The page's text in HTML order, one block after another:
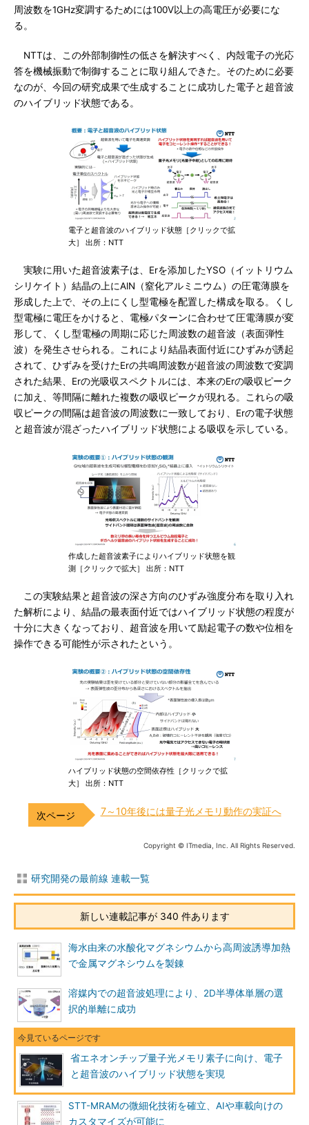
周波数を1GHz変調するためには100V以上の高電圧が必要にな
る。
NTTは、この外部制御性の低さを解決すべく、内殻電子の光応
答を機械振動で制御することに取り組んできた。そのために必要
なのが、今回の研究成果で生成することに成功した電子と超音波
のハイブリッド状態である。
電子と超音波のハイブリッド状態［クリックで拡
大］ 出所：NTT
実験に用いた超音波素子は、Erを添加したYSO（イットリウム
シリケイト）結晶の上にAlN（窒化アルミニウム）の圧電薄膜を
形成した上で、その上にくし型電極を配置した構成を取る。くし
型電極に電圧をかけると、電極パターンに合わせて圧電薄膜が変
形して、くし型電極の周期に応じた周波数の超音波（表面弾性
波）を発生させられる。これにより結晶表面付近にひずみが誘起
されて、ひずみを受けたErの共鳴周波数が超音波の周波数で変調
された結果、Erの光吸収スペクトルには、本来のErの吸収ピーク
に加え、等間隔に離れた複数の吸収ピークが現れる。これらの吸
収ピークの間隔は超音波の周波数に一致しており、Erの電子状態
と超音波が混ざったハイブリッド状態による吸収を示している。
作成した超音波素子によりハイブリッド状態を観
測［クリックで拡大］ 出所：NTT
この実験結果と超音波の深さ方向のひずみ強度分布を取り入れ
た解析により、結晶の最表面付近ではハイブリッド状態の程度が
十分に大きくなっており、超音波を用いて励起電子の数や位相を
操作できる可能性が示されたという。
ハイブリッド状態の空間依存性［クリックで拡
大］ 出所：NTT
7～10年後には量子光メモリ動作の実証へ
Copyright © ITmedia, Inc. All Rights Reserved.
研究開発の最前線 連載一覧
新しい連載記事が 340 件あります
海水由来の水酸化マグネシウムから高周波誘導加熱
で金属マグネシウムを製錬
溶媒内での超音波処理により、2D半導体単層の選
択的単離に成功
省エネオンチップ量子光メモリ素子に向け、電子
と超音波のハイブリッド状態を実現
STT-MRAMの微細化技術を確立、AIや車載向けの
カスタマイズが可能に